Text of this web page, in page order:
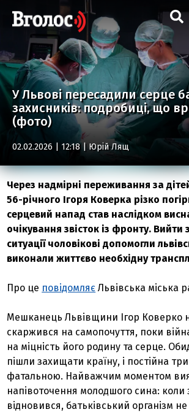
У Львові пересадили серце
захисників: подробиці, що
(фото)
02.02.2026 | 12:18 |Юрій Лящ
Через надмірні переживання за
56-річного Ігоря Коверка різко
серцевий напад став наслідком
очікування звісток із фронту. Вийти
ситуації чоловікові допомогли
виконали життєво необхідну
Про це повідомляє Львівська міська
Мешканець Львівщини Ігор Коверко
скаржився на самопочуття, поки
на міцність його родину та серце.
пішли захищати країну, і постійна
фатальною. Найважчим моментом
напівоточення молодшого сина: коли
відновився, батьківський організм